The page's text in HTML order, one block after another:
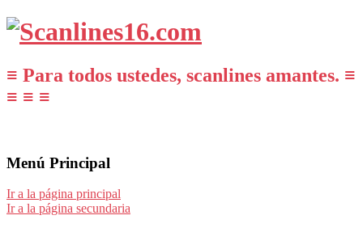
≡ Para todos ustedes, scanlines amantes. ≡
≡ ≡ ≡
Menú Principal
Ir a la página principal
Ir a la página secundaria